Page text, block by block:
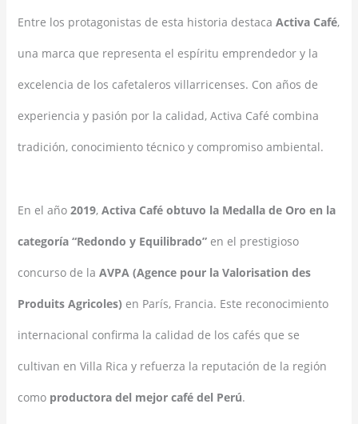
Entre los protagonistas de esta historia destaca Activa Café,
una marca que representa el espíritu emprendedor y la
excelencia de los cafetaleros villarricenses. Con años de
experiencia y pasión por la calidad, Activa Café combina
tradición, conocimiento técnico y compromiso ambiental.
En el año 2019, Activa Café obtuvo la Medalla de Oro en la
categoría “Redondo y Equilibrado”en el prestigioso
concurso de la AVPA (Agence pour la Valorisation des
Produits Agricoles) en París, Francia. Este reconocimiento
internacional confirma la calidad de los cafés que se
cultivan en Villa Rica y refuerza la reputación de la región
como productora del mejor café del Perú.